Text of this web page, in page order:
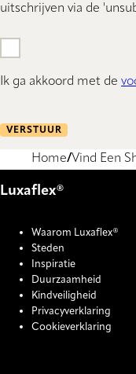
uitschrijven via de
Ik ga akkoord met de
VERSTUUR
Home Vind Een
Luxaflex®
Waarom Luxaflex®
Steden
Inspiratie
Duurzaamheid
Kindveiligheid
Privacyverklaring
Cookieverklaring